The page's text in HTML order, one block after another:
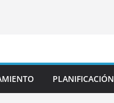
PLANIFICACIÓN